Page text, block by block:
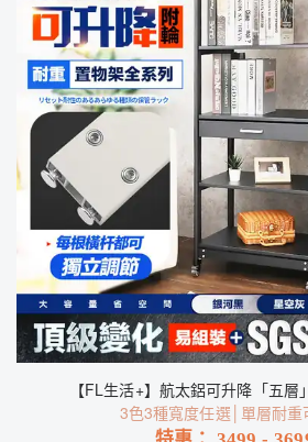
【FL生活+】航太鋁可升降「五
3色3種寬度任選│單層耐重